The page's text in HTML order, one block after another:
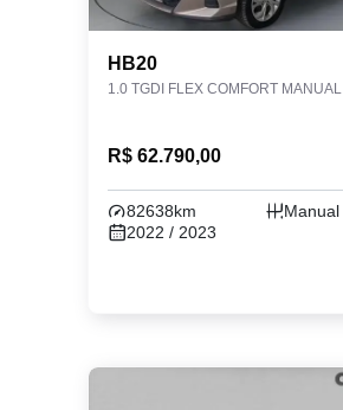
HB20
1.0 TGDI FLEX COMFORT MANUAL
R$ 62.790,00
82638km
Manual
2022 / 2023